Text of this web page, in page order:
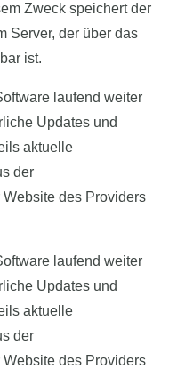
Zweck speichert der
Server, der über das
ist.
laufend weiter
Updates und
aktuelle
der
des Providers
laufend weiter
Updates und
aktuelle
der
des Providers